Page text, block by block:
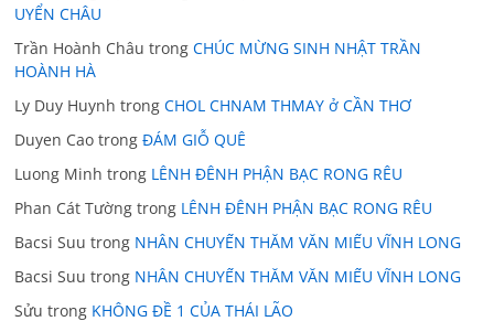
UYỂN CHÂU
Trần Hoành Châu trongCHÚC MỪNG SINH NHẬT TRẦN
HOÀNH HÀ
Ly Duy Huynh trongCHOL CHNAM THMAY ở CẦN THƠ
Duyen Cao trongĐÁM GIỖ QUÊ
Luong Minh trong LÊNH ĐÊNH PHẬN BẠC RONG RÊU
Phan Cát Tường trong LÊNH ĐÊNH PHẬN BẠC RONG RÊU
Bacsi Suu trong NHÂN CHUYẾN THĂM VĂN MIẾU VĨNH LONG
Bacsi Suu trong NHÂN CHUYẾN THĂM VĂN MIẾU VĨNH LONG
Sửu trong KHÔNG ĐỀ 1 CỦA THÁI LÃO